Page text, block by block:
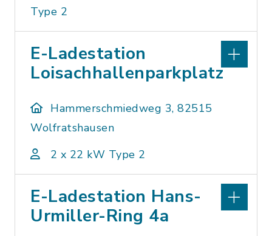
Type 2
E-Ladestation
Loisachhallenparkplatz
Hammerschmiedweg 3, 82515
Wolfratshausen
2 x 22 kW Type 2
E-Ladestation Hans-
Urmiller-Ring 4a